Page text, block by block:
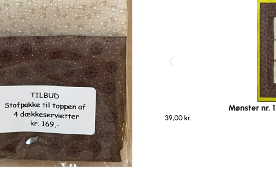
Mønster nr.
39,00 kr.